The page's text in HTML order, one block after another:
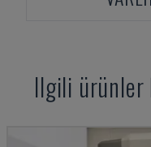
Ilgili ürünler